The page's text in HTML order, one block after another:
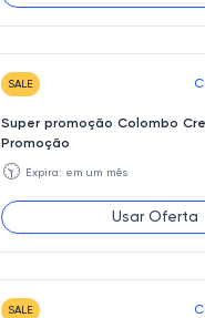
SALE
Super promoção Colombo
Promoção
🕥 Expira: em um mês
Usar Oferta
SALE